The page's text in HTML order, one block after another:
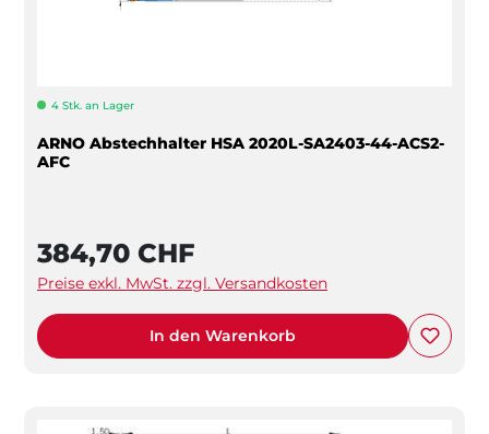
4 Stk. an Lager
ARNO Abstechhalter HSA 2020L-SA2403-44-ACS2-
AFC
384,70 CHF
Preise exkl. MwSt. zzgl. Versandkosten
In den Warenkorb